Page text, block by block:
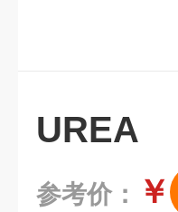
UREA
参考价： ￥